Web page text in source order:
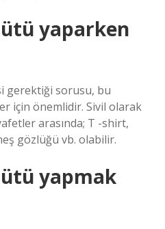
yaparken
gerektiği sorusu, bu
için önemlidir. Sivil olarak
arasında; T -shirt,
gözlüğü vb. olabilir.
yapmak